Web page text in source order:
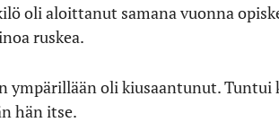
oli aloittanut samana vuonna
ruskea.
ympärillään oli kiusaantunut.
hän itse.